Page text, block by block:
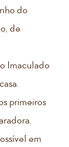
do
de
Imaculado
primeiros
em